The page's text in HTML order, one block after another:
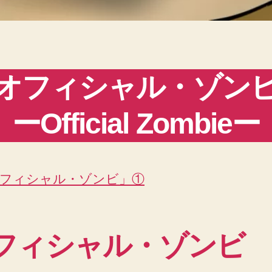
フィシャル・ゾン
ーOfficial Zombieー
ィシャル・ゾンビ」①
ィシャル・ゾンビ